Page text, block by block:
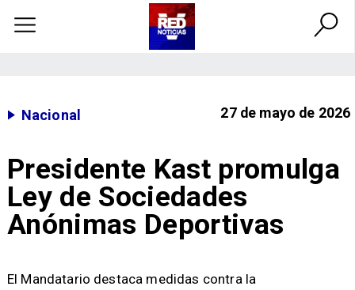
Nacional 27 de mayo de 2026
Presidente Kast promulga
Ley de Sociedades
Anónimas Deportivas
El Mandatario destaca medidas contra la